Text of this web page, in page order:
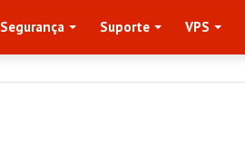
Segurança Suporte VPS